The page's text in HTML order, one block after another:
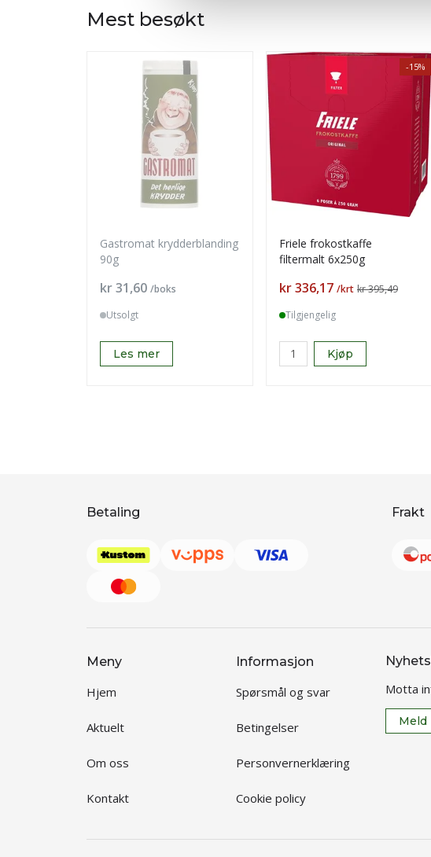
Mest besøkt
Gastromat krydderblanding
90g
Pris
kr 31,60 /boks
Utsolgt
Les mer
-15%
Friele frokostkaffe
filtermalt 6x250g
Pris
kr 336,17 /krt kr 395,49
Tilgjengelig
Kjøp
Betaling Frakt
Meny
Hjem
Aktuelt
Om oss
Kontakt
Informasjon
Spørsmål og svar
Betingelser
Personvernerklæring
Cookie policy
Motta
Meld